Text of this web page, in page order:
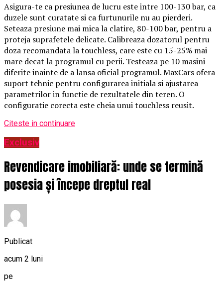
Asigura-te ca presiunea de lucru este intre 100-130 bar, ca
duzele sunt curatate si ca furtunurile nu au pierderi.
Seteaza presiune mai mica la clatire, 80-100 bar, pentru a
proteja suprafetele delicate. Calibreaza dozatorul pentru
doza recomandata la touchless, care este cu 15-25% mai
mare decat la programul cu perii. Testeaza pe 10 masini
diferite inainte de a lansa oficial programul. MaxCars ofera
suport tehnic pentru configurarea initiala si ajustarea
parametrilor in functie de rezultatele din teren. O
configuratie corecta este cheia unui touchless reusit.
Citeste in continuare
Exclusiv
Revendicare imobiliară: unde se termină
posesia și începe dreptul real
Publicat
acum 2 luni
pe